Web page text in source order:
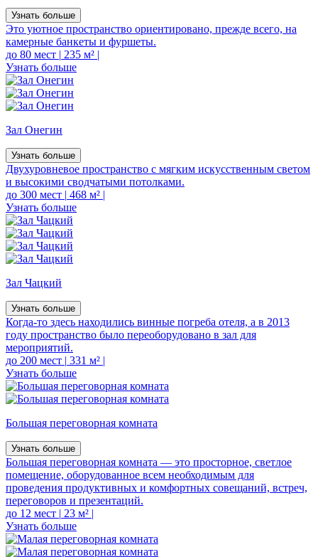
Узнать больше
Это уютное пространство ориентировано, прежде всего, на
камерные банкеты и фуршеты.
до 80 мест | 235 м² |
Узнать больше
Зал Онегин
Узнать больше
Двухуровневое пространство с мягким искусственным светом
и высокими сводчатыми потолками.
до 300 мест | 468 м² |
Узнать больше
Зал Чацкий
Узнать больше
Когда-то здесь находились винные погреба отеля, а в 2013
году пространство было переоборудовано в зал для
мероприятий.
до 200 мест | 331 м² |
Узнать больше
Большая переговорная комната
Узнать больше
Большая переговорная комната — это просторное, светлое
помещение, оборудованное всем необходимым для
проведения продуктивных и комфортных совещаний, встреч,
переговоров и презентаций.
до 12 мест | 23 м² |
Узнать больше